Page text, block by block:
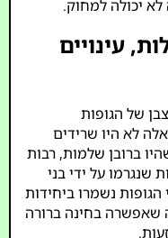
יכולה למחוק.
עינויים
של הגופות
לא היו שרידים
ברובן שלמות, רבות
שנגרמו על ידי בני
הגופות נשמרו ביחידות
שאפשרה בחינה ברורה